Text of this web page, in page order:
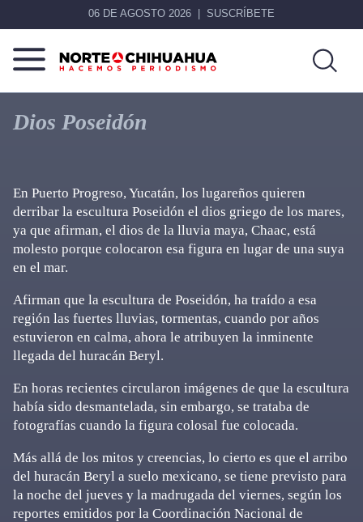
06 DE AGOSTO 2026 SUSCRÍBETE
Norte
De
Chihuahua
Más
que
noticias,
Dios Poseidón
En Puerto Progreso, Yucatán, los lugareños quieren
derribar la escultura Poseidón el dios griego de los mares,
ya que afirman, el dios de la lluvia maya, Chaac, está
molesto porque colocaron esa figura en lugar de una suya
en el mar.
Afirman que la escultura de Poseidón, ha traído a esa
región las fuertes lluvias, tormentas, cuando por años
estuvieron en calma, ahora le atribuyen la inminente
llegada del huracán Beryl.
En horas recientes circularon imágenes de que la escultura
había sido desmantelada, sin embargo, se trataba de
fotografías cuando la figura colosal fue colocada.
Más allá de los mitos y creencias, lo cierto es que el arribo
del huracán Beryl a suelo mexicano, se tiene previsto para
la noche del jueves y la madrugada del viernes, según los
reportes emitidos por la Coordinación Nacional de